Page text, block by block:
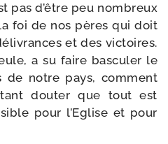
pas d’être peu nom­breux
foi de nos pères qui doit
et des vic­toires.
a su faire bas­cu­ler le
de notre pays, com­ment
dou­ter que tout est
pour l’Eglise et pour